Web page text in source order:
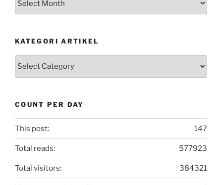
KATEGORI ARTIKEL
Kategori
COUNT PER DAY
147
This post:
577923
Total reads:
384321
Total visitors: